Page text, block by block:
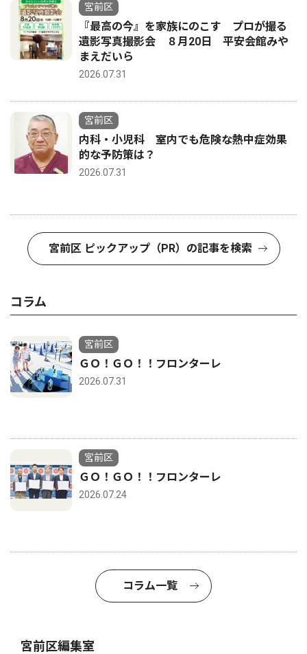
宮前区
『最高の今』を家族にのこす プロが撮る
遺影写真撮影会 ８月20日 平安会館みや
まえだいら
2026.07.31
宮前区
内科・小児科 室内でも危険な熱中症効果
的な予防策は？
2026.07.31
宮前区 ピックアップ（PR）の記事を検索
コラム
宮前区
ＧＯ！ＧＯ！！フロンターレ
2026.07.31
宮前区
ＧＯ！ＧＯ！！フロンターレ
2026.07.24
コラム一覧
宮前区編集室